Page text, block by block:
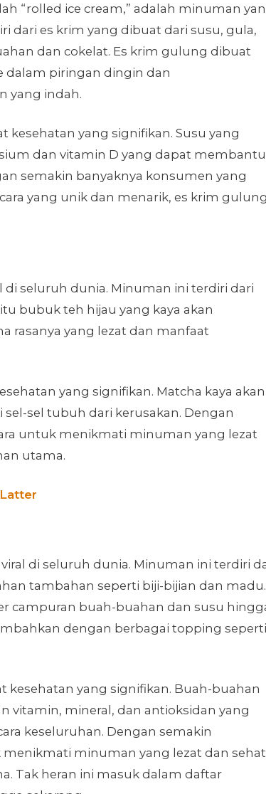
“rolled ice cream,” adalah minuman
dari es krim yang dibuat dari susu, gula,
dan cokelat. Es krim gulung dibuat
dalam piringan dingin dan
yang indah.
kesehatan yang signifikan. Susu yang
dan vitamin D yang dapat membantu
semakin banyaknya konsumen yang
yang unik dan menarik, es krim
seluruh dunia. Minuman ini terdiri dari
bubuk teh hijau yang kaya akan
rasanya yang lezat dan manfaat
yang signifikan. Matcha kaya akan
sel tubuh dari kerusakan. Dengan
untuk menikmati minuman yang lezat
utama.
di seluruh dunia. Minuman ini terdiri
tambahan seperti biji-bijian dan madu.
campuran buah-buahan dan susu
dengan berbagai topping seperti
kesehatan yang signifikan. Buah-buahan
vitamin, mineral, dan antioksidan yang
keseluruhan. Dengan semakin
minuman yang lezat dan
Tak heran ini masuk dalam daftar